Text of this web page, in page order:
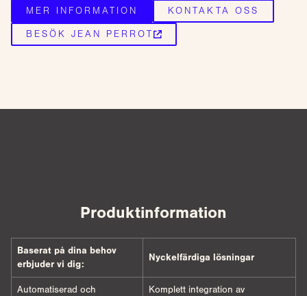
MER INFORMATION KONTAKTA OSS
BESÖK JEAN PERROT
Produktinformation
Baserat på dina behov
erbjuder vi dig:
Nyckelfärdiga lösningar
Automatiserad och
Komplett integration av